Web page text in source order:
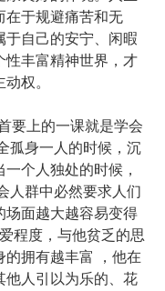
在于规避痛苦和无
于自己的安宁、闲暇
性丰富精神世界，才
权。
要上的一课就是学会
孤身一人的时候，沉
个人独处的时候，
人群中必然要求人们
场面越大越容易变得
程度，与他贫乏的思
拥有越丰富 ，他在
他人引以为乐的、花